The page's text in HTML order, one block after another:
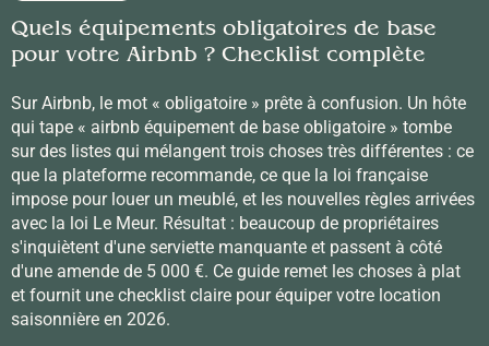
Quels équipements obligatoires de base
pour votre Airbnb ? Checklist complète
Sur Airbnb, le mot « obligatoire » prête à confusion. Un hôte
qui tape « airbnb équipement de base obligatoire » tombe
sur des listes qui mélangent trois choses très différentes : ce
que la plateforme recommande, ce que la loi française
impose pour louer un meublé, et les nouvelles règles arrivées
avec la loi Le Meur. Résultat : beaucoup de propriétaires
s'inquiètent d'une serviette manquante et passent à côté
d'une amende de 5 000 €. Ce guide remet les choses à plat
et fournit une checklist claire pour équiper votre location
saisonnière en 2026.